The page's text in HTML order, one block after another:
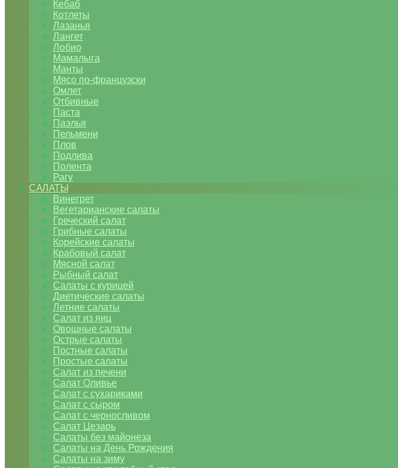
Кебаб
Котлеты
Лазанья
Лангет
Лобио
Мамалыга
Манты
Мясо по-французски
Омлет
Отбивные
Паста
Паэлья
Пельмени
Плов
Подлива
Полента
Рагу
САЛАТЫ
Винегрет
Вегетарианские салаты
Греческий салат
Грибные салаты
Корейские салаты
Крабовый салат
Мясной салат
Рыбный салат
Салаты с курицей
Диетические салаты
Летние салаты
Салат из яиц
Овощные салаты
Острые салаты
Постные салаты
Простые салаты
Салат из печени
Салат Оливье
Салат с сухариками
Салат с сыром
Салат с черносливом
Салат Цезарь
Салаты без майонеза
Салаты на День Рождения
Салаты на зиму